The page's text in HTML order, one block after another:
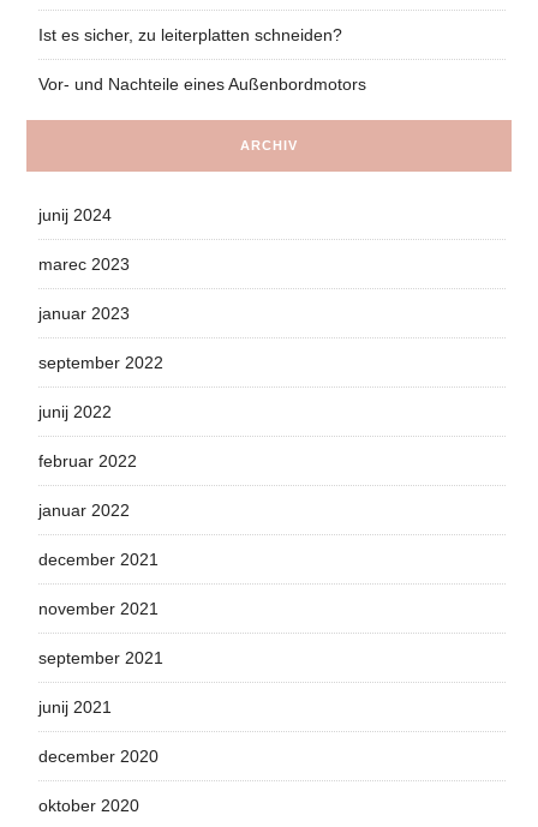
Ist es sicher, zu leiterplatten schneiden?
Vor- und Nachteile eines Außenbordmotors
ARCHIV
junij 2024
marec 2023
januar 2023
september 2022
junij 2022
februar 2022
januar 2022
december 2021
november 2021
september 2021
junij 2021
december 2020
oktober 2020